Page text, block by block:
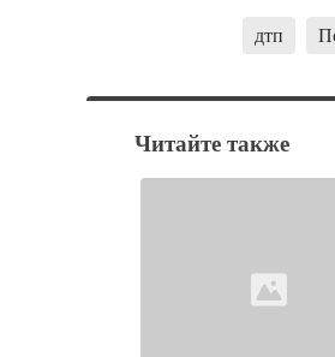
дтп
Читайте также